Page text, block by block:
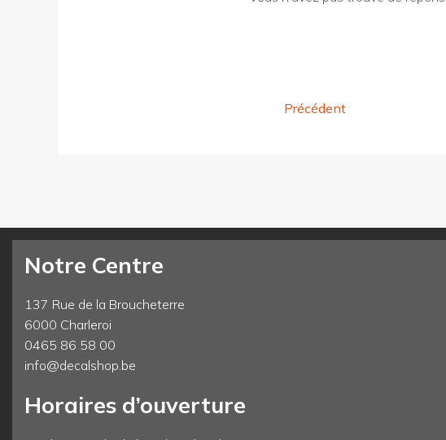
Précédent
Notre Centre
137 Rue de la Broucheterre
6000 Charleroi
0465 86 58 00
info@decalshop.be
Horaires d’ouverture